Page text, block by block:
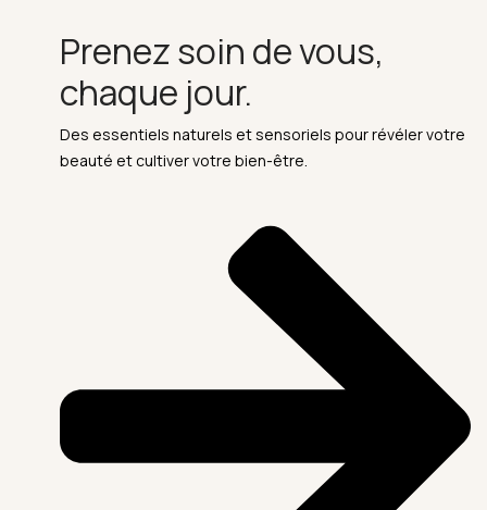
Prenez soin de vous,
chaque jour.
Des essentiels naturels et sensoriels pour révéler votre
beauté et cultiver votre bien-être.